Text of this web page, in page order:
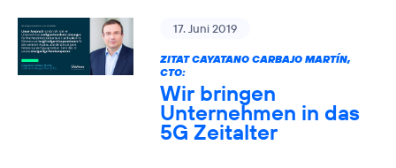
17. Juni 2019
ZITAT CAYATANO CARBAJO MARTÍN,
CTO:
Wir bringen
Unternehmen in das
5G Zeitalter